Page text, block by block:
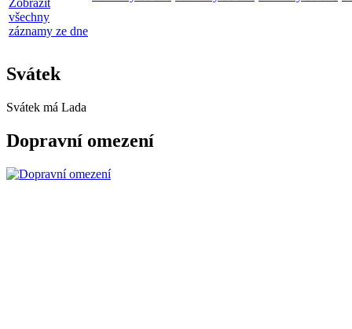
Zobrazit
všechny
záznamy ze dne
Svátek
Svátek má Lada
Dopravní omezení